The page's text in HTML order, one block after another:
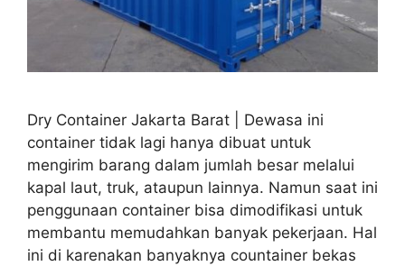
Dry Container Jakarta Barat | Dewasa ini
container tidak lagi hanya dibuat untuk
mengirim barang dalam jumlah besar melalui
kapal laut, truk, ataupun lainnya. Namun saat ini
penggunaan container bisa dimodifikasi untuk
membantu memudahkan banyak pekerjaan. Hal
ini di karenakan banyaknya countainer bekas